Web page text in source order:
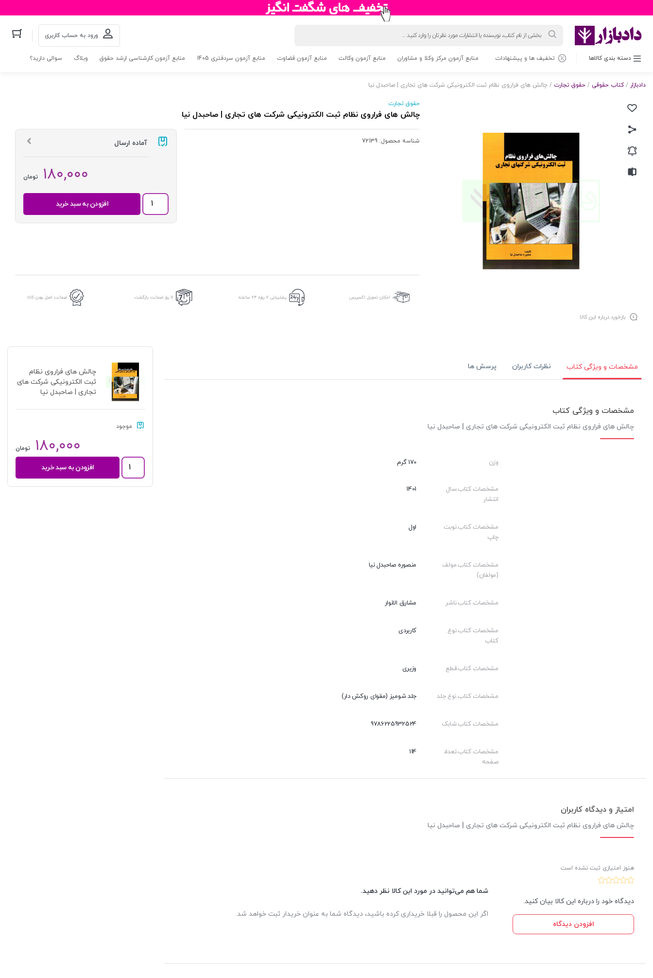
محصولات ورود به حساب کاربری
دسته بندی کالاها تخفیف ها و پیشنهادات منابع آزمون مرکز وکلا و مشاوران منابع آزمون وکالت منابع آزمون قضاوت منابع آزمون سردفتری 1405 منابع آزمون کارشناسی ارشد حقوق وبلاگ سوالی دارید؟
دادبازار /کتاب حقوقی / حقوق تجارت / چالش های فراروی نظام ثبت الکترونیکی شرکت های تجاری | صاحبدل نیا
حقوق تجارت
چالش های فراروی نظام ثبت الکترونیکی شرکت های تجاری | صاحبدل نیا
شناسه محصول: 72139 آماده ارسال
۱۸۰,۰۰۰ تومان
چالش
فراروی
نظام
|
عدد
افزودن به سبد خرید
امکان تحویل اکسپرس پشتیبانی ۷ روزه ۲۴ ساعته 7 روز ضمانت بازگشت ضمانت اصل بودن کالا
بازخورد درباره این کالا
چالش های فراروی نظام
ثبت الکترونیکی شرکت های
تجاری | صاحبدل نیا
موجود
۱۸۰,۰۰۰ تومان
چالش
فراروی
افزودن به سبد خرید
مشخصات و ویژگی کتاب نظرات کاربران پرسش ها
مشخصات و ویژگی کتاب
چالش های فراروی نظام ثبت الکترونیکی شرکت های تجاری | صاحبدل نیا
وزن 170 گرم
مشخصات کتاب.سال
انتشار
1401
مشخصات کتاب.نوبت
چاپ
اول
مشخصات کتاب.مولف
(مولفان)
منصوره صاحبدل نیا
مشخصات کتاب.ناشر مشارق الانوار
مشخصات کتاب.نوع
کتاب
کاربردی
مشخصات کتاب.قطع وزیری
مشخصات کتاب.نوع جلد جلد شومیز (مقوای روکش دار)
مشخصات کتاب.شابک 9786225932524
مشخصات کتاب.تعداد
صفحه
114
امتیاز و دیدگاه کاربران
چالش های فراروی نظام ثبت الکترونیکی شرکت های تجاری | صاحبدل نیا
هنوز امتیازی ثبت نشده است
دیدگاه خود را درباره این کالا بیان کنید.
افزودن دیدگاه
شما هم می‌توانید در مورد این کالا نظر دهید.
اگر این محصول را قبلا خریداری کرده باشید، دیدگاه شما به عنوان خریدار ثبت خواهد شد.